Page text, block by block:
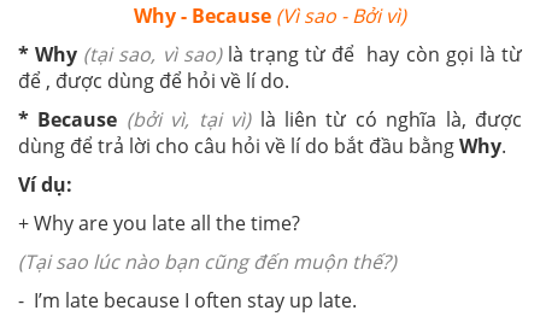
Why - Because (Vì sao - Bởi vì)
* Why (tại sao, vì sao) là trạng từ để hay còn gọi là từ
để , được dùng để hỏi về lí do.
* Because (bởi vì, tại vì)là liên từ có nghĩa là, được
dùng để trả lời cho câu hỏi về lí do bắt đầu bằngWhy.
Ví dụ:
+ Why are you late all the time?
(Tại sao lúc nào bạn cũng đến muộn thế?)
- I’m late because I often stay up late.